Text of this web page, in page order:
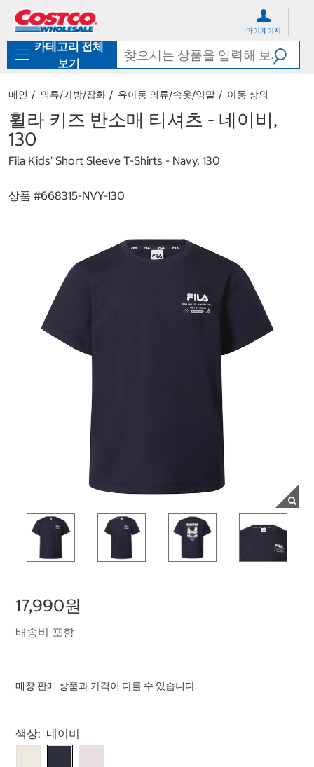
로
기
가
마이페이지
카테고리 전체
보기
메인 의류/가방/잡화 유아동 의류/속옷/양말 아동 상의
휠라 키즈 반소매 티셔츠 - 네이비,
130
Fila Kids' Short Sleeve T-Shirts - Navy, 130
상품 #668315-NVY-130
17,990원
배송비 포함
매장 판매 상품과 가격이 다를 수 있습니다.
Select product
색상: 네이비